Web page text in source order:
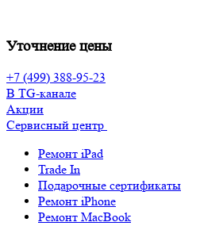
Уточнение цены
+7 (499) 388-95-23
В TG-канале
Акции
Сервисный центр
Ремонт iPad
Trade In
Подарочные сертификаты
Ремонт iPhone
Ремонт MacBook